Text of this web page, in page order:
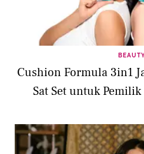
Cushion Formula 3in1
Sat Set untuk